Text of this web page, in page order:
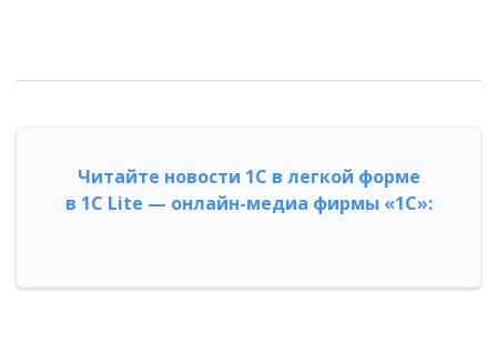
Читайте новости 1С в легкой форме
в 1С Lite — онлайн-медиа фирмы «1С»: